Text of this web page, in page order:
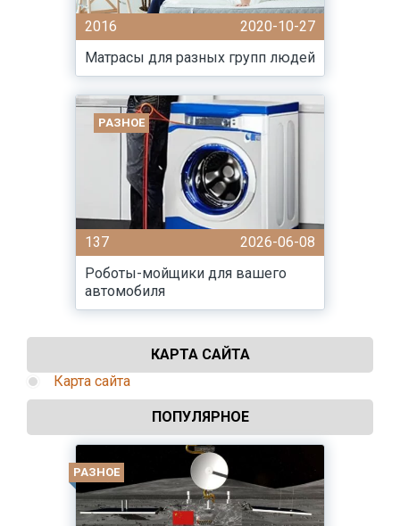
2016
2020-10-27
Матрасы для разных групп людей
РАЗНОЕ
137
2026-06-08
Роботы-мойщики для вашего
автомобиля
КАРТА САЙТА
Карта сайта
ПОПУЛЯРНОЕ
РАЗНОЕ